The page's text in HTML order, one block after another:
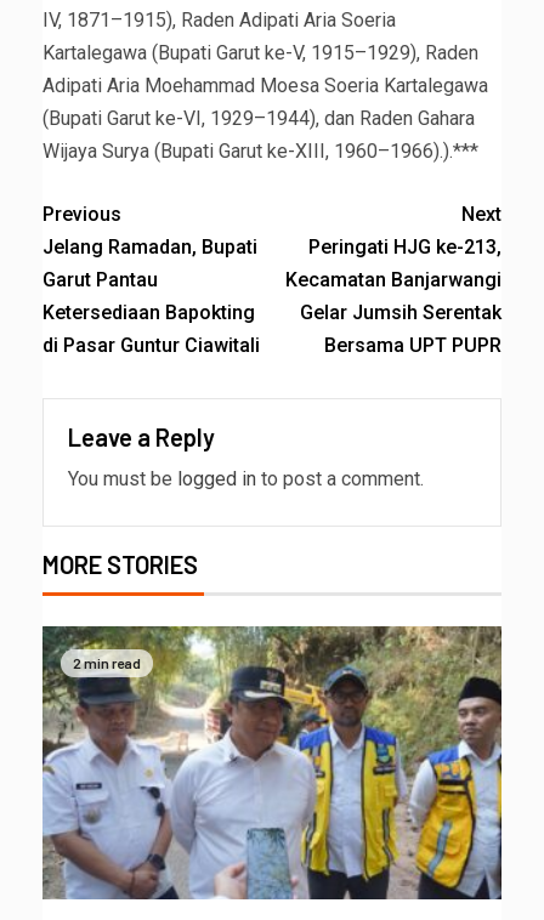
IV, 1871–1915), Raden Adipati Aria Soeria
Kartalegawa (Bupati Garut ke-V, 1915–1929), Raden
Adipati Aria Moehammad Moesa Soeria Kartalegawa
(Bupati Garut ke-VI, 1929–1944), dan Raden Gahara
Wijaya Surya (Bupati Garut ke-XIII, 1960–1966).).***
Previous
Jelang Ramadan, Bupati
Garut Pantau
Ketersediaan Bapokting
di Pasar Guntur Ciawitali
Next
Peringati HJG ke-213,
Kecamatan Banjarwangi
Gelar Jumsih Serentak
Bersama UPT PUPR
Leave a Reply
You must be logged in to post a comment.
MORE STORIES
2 min read